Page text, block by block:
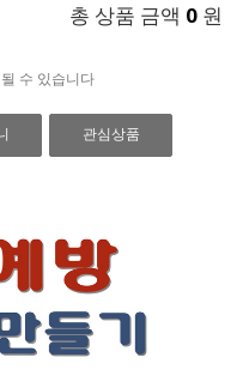
총 상품 금액 0 원
수 있습니다
관심상품